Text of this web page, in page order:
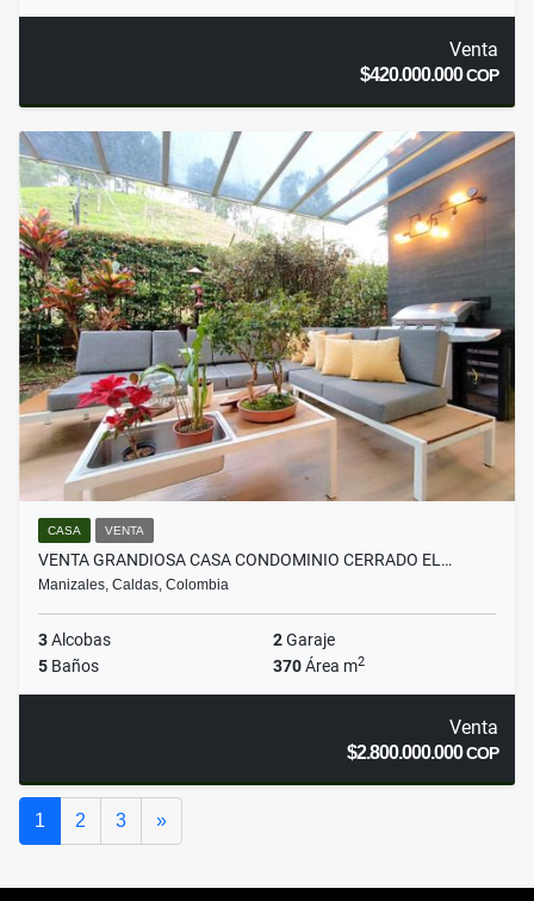
Venta
$420.000.000COP
CASA VENTA
VENTA GRANDIOSA CASA CONDOMINIO CERRADO EL…
Manizales, Caldas, Colombia
3Alcobas 2Garaje
5 Baños 370Área m2
Venta
$2.800.000.000COP
1 2 3 »Siguiente